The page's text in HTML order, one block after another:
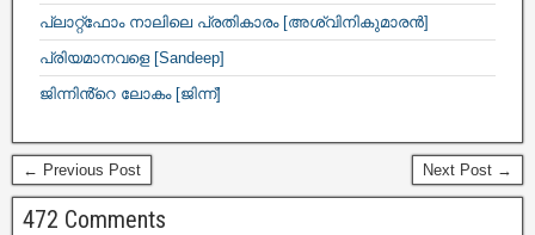
പ്ലാറ്റ്ഫോം നാലിലെ പ്രതികാരം [അശ്വിനികുമാരൻ]
പ്രിയമാനവളെ [Sandeep]
ജിന്നിൻ്റെ ലോകം [ജിന്ന്]
← Previous Post Next Post →
472 Comments